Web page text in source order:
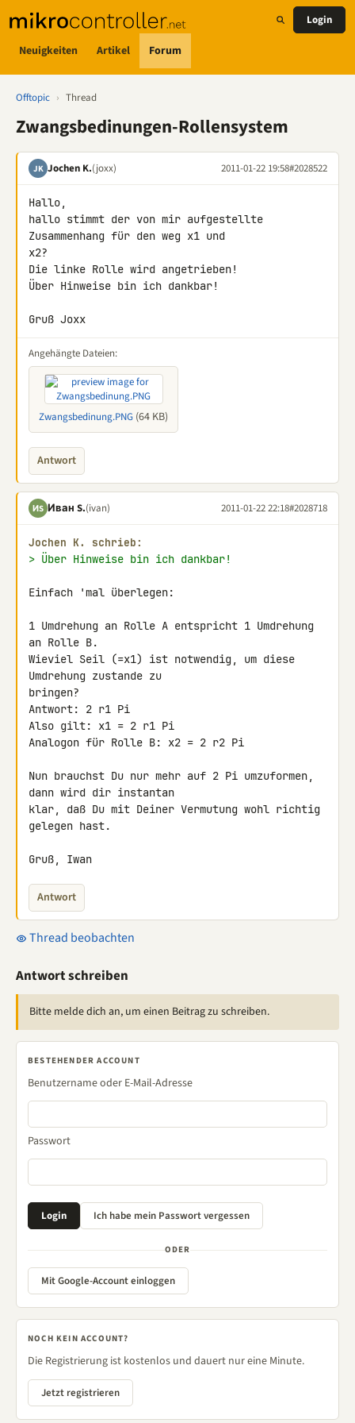
Neuigkeiten Artikel Forum
Login
Offtopic › Thread
Zwangsbedinungen-Rollensystem
JK Jochen K.(joxx) 2011-01-22 19:58#2028522
Hallo,
hallo stimmt der von mir aufgestellte
Zusammenhang für den weg x1 und
x2?
Die linke Rolle wird angetrieben!
Über Hinweise bin ich dankbar!
Gruß Joxx
Angehängte Dateien:
Zwangsbedinung.PNG (64 KB)
Antwort
ИS Иван S.(ivan) 2011-01-22 22:18#2028718
Jochen K. schrieb:
> Über Hinweise bin ich dankbar!
Einfach 'mal überlegen:
1 Umdrehung an Rolle A entspricht 1 Umdrehung
an Rolle B.
Wieviel Seil (=x1) ist notwendig, um diese
Umdrehung zustande zu
bringen?
Antwort: 2 r1 Pi
Also gilt: x1 = 2 r1 Pi
Analogon für Rolle B: x2 = 2 r2 Pi
Nun brauchst Du nur mehr auf 2 Pi umzuformen,
dann wird dir instantan
klar, daß Du mit Deiner Vermutung wohl richtig
gelegen hast.
Gruß, Iwan
Antwort
Thread beobachten
Antwort schreiben
Bitte melde dich an, um einen Beitrag zu schreiben.
BESTEHENDER ACCOUNT
Benutzername oder E-Mail-Adresse
Passwort
ODER
Mit Google-Account einloggen
NOCH KEIN ACCOUNT?
Die Registrierung ist kostenlos und dauert nur eine Minute.
Jetzt registrieren